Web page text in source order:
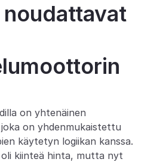
on yhtenäinen
on yhdenmukaistettu
käytetyn logiikan kanssa.
oli kiinteä hinta, mutta nyt